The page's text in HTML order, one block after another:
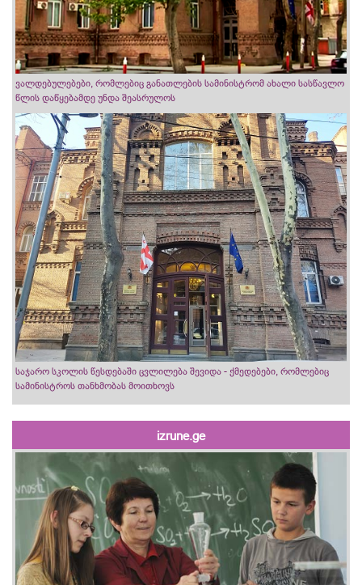
ვალდებულებები, რომლებიც განათლების სამინისტრომ ახალი სასწავლო
წლის დაწყებამდე უნდა შეასრულოს
საჯარო სკოლის წესდებაში ცვლილება შევიდა - ქმედებები, რომლებიც
სამინისტროს თანხმობას მოითხოვს
izrune.ge